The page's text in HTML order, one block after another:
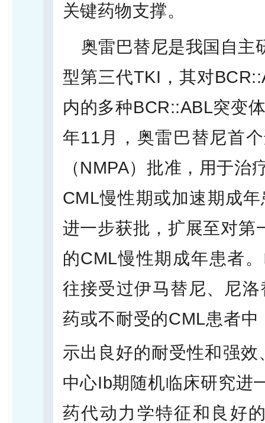
关键药物支撑。
奥雷巴替尼是我国自主
型第三代TKI，其对
内的多种BCR::ABL突变
年11月，奥雷巴替尼首
（NMPA）批准，用于
CML慢性期或加速期成
进一步获批，扩展至对第
的CML慢性期成年患者
往接受过伊马替尼、尼
药或不耐受的CML患者
示出良好的耐受性和强
中心Ib期随机临床研究进
药代动力学特征和良好